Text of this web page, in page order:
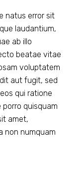
natus error sit
laudantium,
ab illo
beatae vitae
voluptatem
aut fugit, sed
qui ratione
quisquam
amet,
non numquam